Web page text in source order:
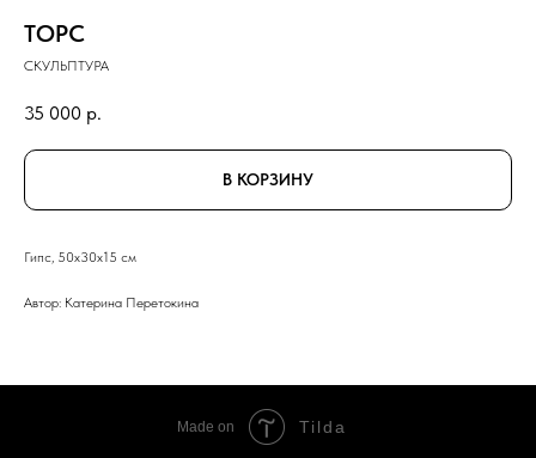
ТОРС
СКУЛЬПТУРА
35 000 р.
В КОРЗИНУ
Гипс, 50x30х15 см
Автор: Катерина Перетокина
Made on Tilda